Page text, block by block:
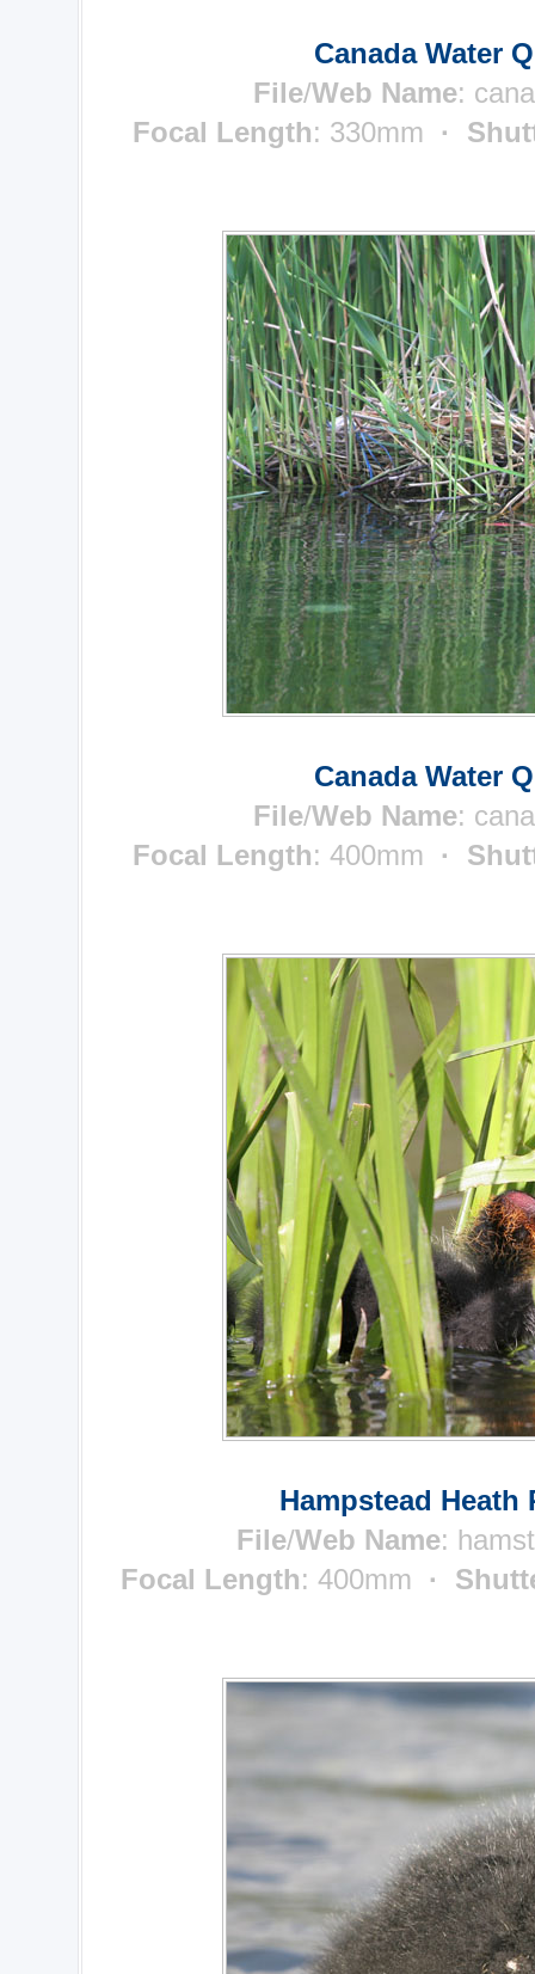
Canada Water
File/Web Name:
Focal Length: 330mm ·
Canada Water
File/Web Name:
Focal Length: 400mm ·
Hampstead Heath
File/Web Name:
Focal Length: 400mm ·